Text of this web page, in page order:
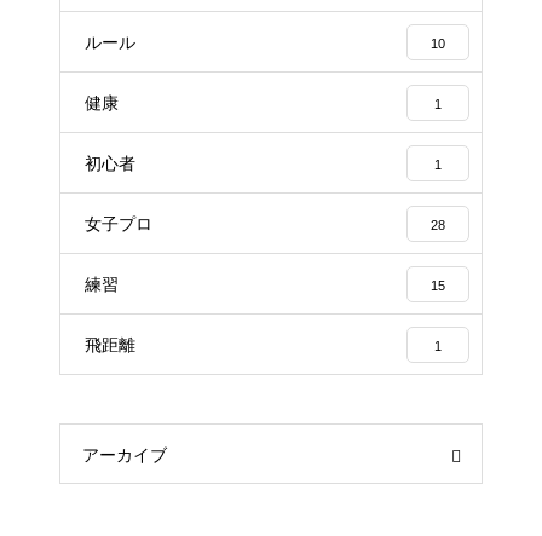
ルール 10
健康 1
初心者 1
女子プロ 28
練習 15
飛距離 1
アーカイブ